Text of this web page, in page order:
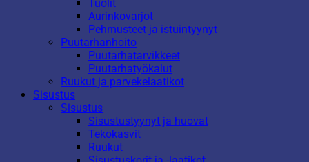
Tuolit
Aurinkovarjot
Pehmusteet ja istuintyynyt
Puutarhanhoito
Puutarhatarvikkeet
Puutarhatyökalut
Ruukut ja parvekelaatikot
Sisustus
Sisustus
Sisustustyynyt ja huovat
Tekokasvit
Ruukut